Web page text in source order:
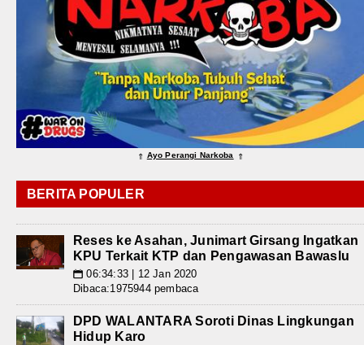
⇑ Ayo Perangi Narkoba ⇑
BERITA POPULER
Reses ke Asahan, Junimart Girsang Ingatkan
KPU Terkait KTP dan Pengawasan Bawaslu
📅 06:34:33 | 12 Jan 2020
Dibaca:1975944 pembaca
DPD WALANTARA Soroti Dinas Lingkungan
Hidup Karo